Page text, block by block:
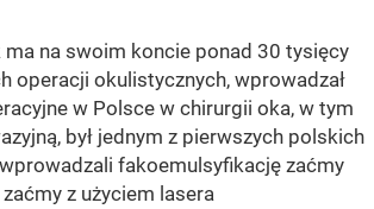
ma na swoim koncie ponad 30 tysięcy
operacji okulistycznych, wprowadzał
w Polsce w chirurgii oka, w tym
był jednym z pierwszych polskich
fakoemulsyfikację zaćmy
z użyciem lasera